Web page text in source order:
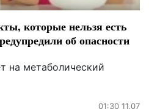
которые нельзя есть
об опасности
на метаболический
01:30 11.07